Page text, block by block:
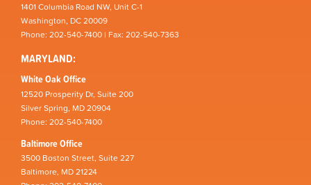
1401 Columbia Road NW, Unit C-1
Washington, DC 20009
Phone: 202-540-7400 | Fax: 202-540-7363
MARYLAND:
White Oak Office
12520 Prosperity Dr, Suite 200
Silver Spring, MD 20904
Phone: 202-540-7400
Baltimore Office
3500 Boston Street, Suite 227
Baltimore, MD 21224